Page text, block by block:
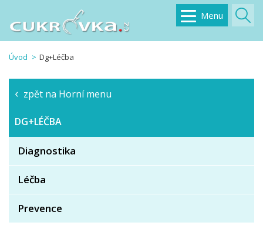
Menu
Úvod Dg+Léčba
zpět na Horní menu
DG+LÉČBA
Diagnostika
Léčba
Prevence